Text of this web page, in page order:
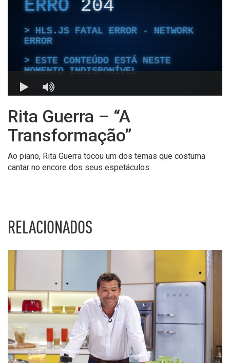
Rita Guerra – “A
Transformação”
Ao piano, Rita Guerra tocou um dos temas que costuma
cantar no encore dos seus espetáculos.
RELACIONADOS